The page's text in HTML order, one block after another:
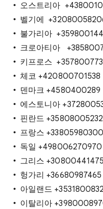
오스트리아
벨기에
불가리아
크로아티아
키프로스
체코 +420800701538
덴마크 +4580400289
에스토니아
핀란드
프랑스 +33805980300
독일 +498006270970
그리스
헝가리 +36680987465
아일랜드
이탈리아